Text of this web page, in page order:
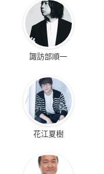
諏訪部順一
花江夏樹